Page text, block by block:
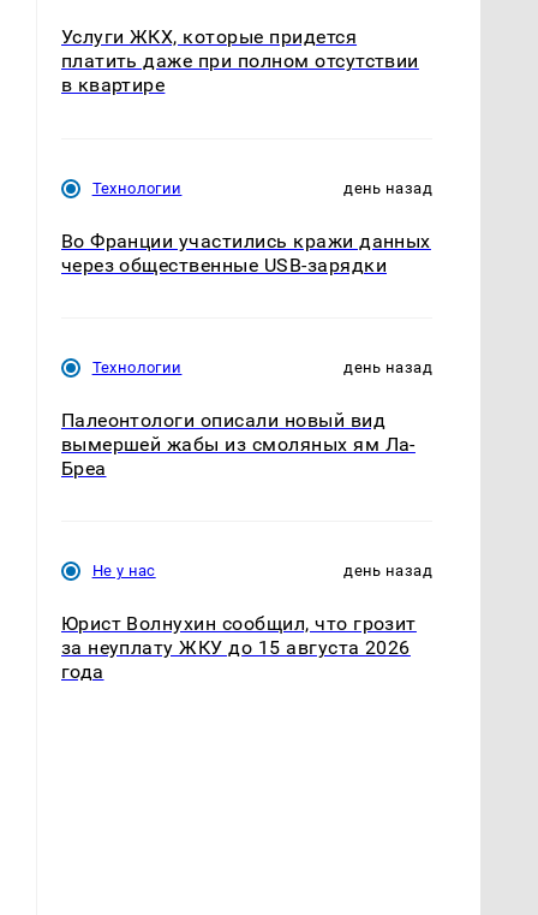
Услуги ЖКХ, которые придется
платить даже при полном отсутствии
в квартире
Технологии день назад
Во Франции участились кражи данных
через общественные USB-зарядки
Технологии день назад
Палеонтологи описали новый вид
вымершей жабы из смоляных ям Ла-
Бреа
Не у нас день назад
Юрист Волнухин сообщил, что грозит
за неуплату ЖКУ до 15 августа 2026
года